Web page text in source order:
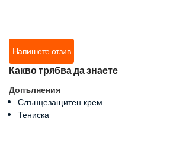
Напишете отзив
Какво трябва да знаете
Допълнения
Слънцезащитен крем
Тениска